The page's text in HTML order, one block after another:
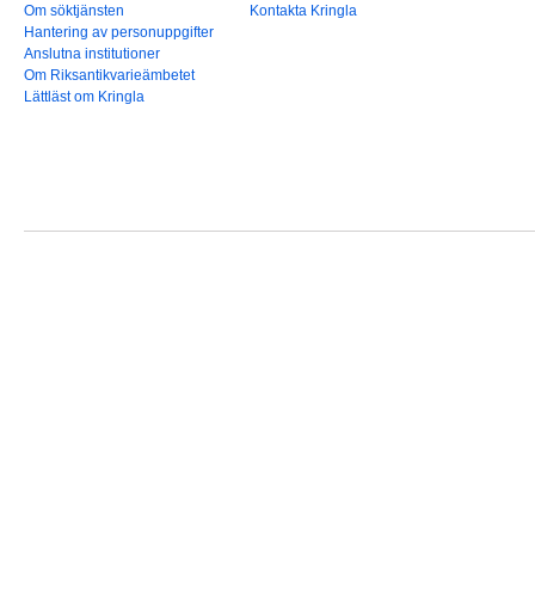
Om söktjänsten
Hantering av personuppgifter
Anslutna institutioner
Om Riksantikvarieämbetet
Lättläst om Kringla
Kontakta Kringla